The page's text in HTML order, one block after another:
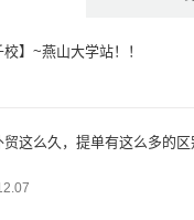
校】~燕山大学站！！
贸这么久，提单有这么多的